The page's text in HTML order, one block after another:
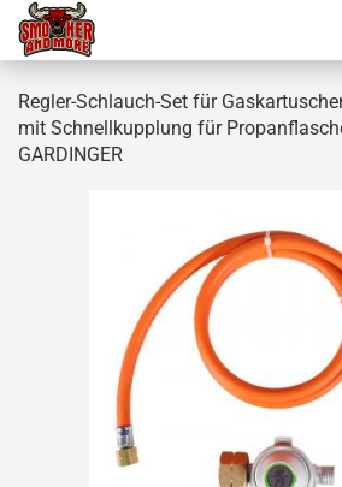
Regler-Schlauch-Set für
mit Schnellkupplung für
GARDINGER